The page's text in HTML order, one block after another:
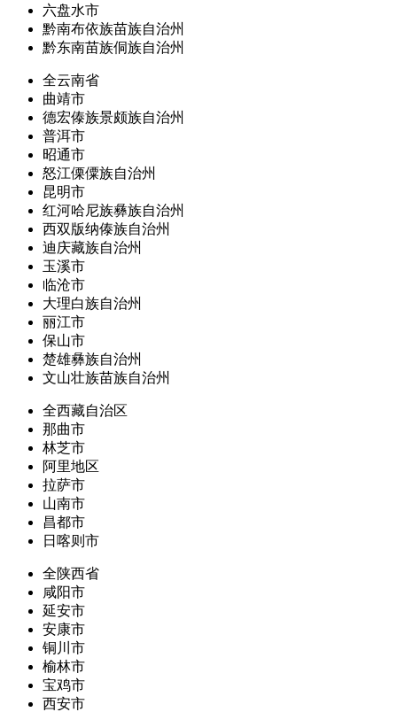
六盘水市
黔南布依族苗族自治州
黔东南苗族侗族自治州
全云南省
曲靖市
德宏傣族景颇族自治州
普洱市
昭通市
怒江傈僳族自治州
昆明市
红河哈尼族彝族自治州
西双版纳傣族自治州
迪庆藏族自治州
玉溪市
临沧市
大理白族自治州
丽江市
保山市
楚雄彝族自治州
文山壮族苗族自治州
全西藏自治区
那曲市
林芝市
阿里地区
拉萨市
山南市
昌都市
日喀则市
全陕西省
咸阳市
延安市
安康市
铜川市
榆林市
宝鸡市
西安市